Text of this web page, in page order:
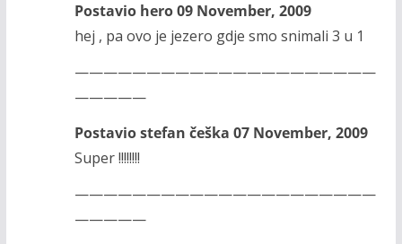
Postavio hero 09 November, 2009
hej , pa ovo je jezero gdje smo snimali 3 u 1
—————————————————————
—————
Postavio stefan češka 07 November, 2009
Super !!!!!!!!
—————————————————————
—————